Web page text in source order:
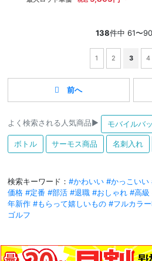
138件中 61〜
1 2 3 4
よく検索される人気商品▶ モバイルバ
ボトル サーモス商品 名刺入れ
検索キーワード： #かわいい #かっこいい
価格 #定番 #部活 #退職 #おしゃれ #高級
年新作 #もらって嬉しいもの #フルカラ
ゴルフ